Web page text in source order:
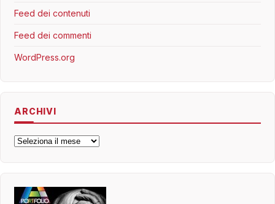
Feed dei contenuti
Feed dei commenti
WordPress.org
ARCHIVI
Archivi